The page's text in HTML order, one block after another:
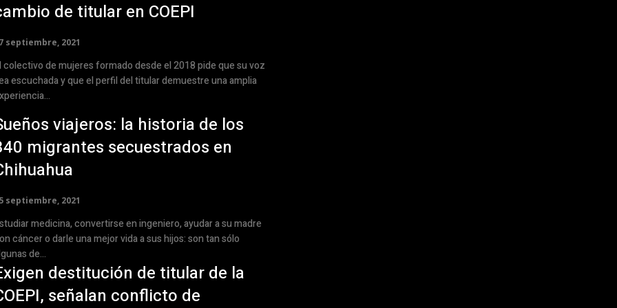
de titular en COEPI
septiembre, 2021
colectivo de mujeres formado desde el 2018 pide que su voz
escuchada y que el perfil del titular demuestre una amplia
viajeros: la historia de los
migrantes secuestrados en
septiembre, 2021
medicina, convertirse en ingeniero, ayudar a su madre
cáncer o darle una mejor vida a sus hijos: son tan sólo
de...
destitución de titular de la
señalan conflicto de